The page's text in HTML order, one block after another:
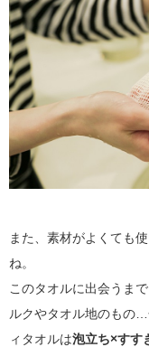
また、素材がよくても
ね。
このタオルに出会うま
ルクやタオル地のもの
ィタオルは泡立ち×すす